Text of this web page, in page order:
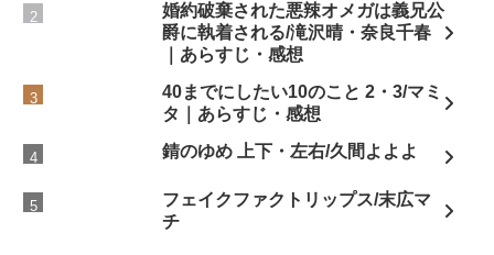
婚約破棄された悪辣オメガは義兄公
爵に執着される/滝沢晴・奈良千春
｜あらすじ・感想
40までにしたい10のこと 2・3/マミ
タ｜あらすじ・感想
錆のゆめ 上下・左右/久間よよよ
フェイクファクトリップス/末広マ
チ